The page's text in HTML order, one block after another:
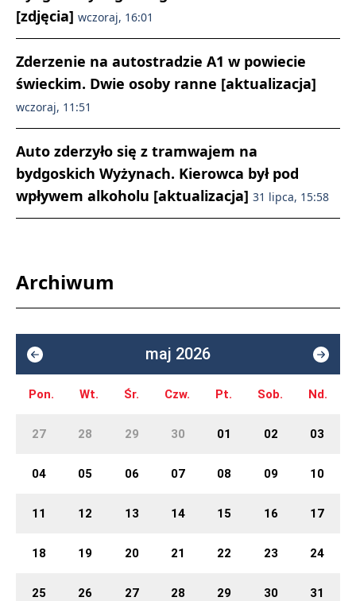
[zdjęcia] wczoraj, 16:01
Zderzenie na autostradzie A1 w powiecie
świeckim. Dwie osoby ranne [aktualizacja]
wczoraj, 11:51
Auto zderzyło się z tramwajem na
bydgoskich Wyżynach. Kierowca był pod
wpływem alkoholu [aktualizacja] 31 lipca, 15:58
Archiwum
maj 2026
Pon. Wt. Śr. Czw. Pt. Sob. Nd.
27 28 29 30 01 02 03
04 05 06 07 08 09 10
11 12 13 14 15 16 17
18 19 20 21 22 23 24
25 26 27 28 29 30 31